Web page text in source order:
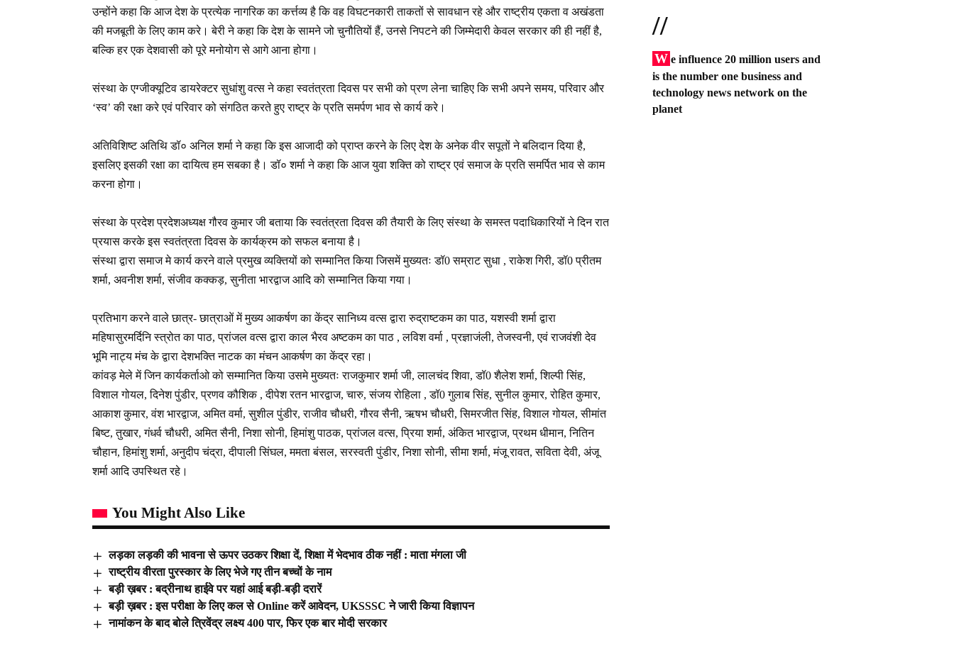
उन्होंने कहा कि आज देश के प्रत्येक नागरिक का कर्त्तव्य है कि वह विघटनकारी ताकतों से सावधान रहे और राष्ट्रीय एकता व अखंडता
की मजबूती के लिए काम करे। बेरी ने कहा कि देश के सामने जो चुनौतियों हैं, उनसे निपटने की जिम्मेदारी केवल सरकार की ही नहीं है,
बल्कि हर एक देशवासी को पूरे मनोयोग से आगे आना होगा।
संस्था के एग्जीक्यूटिव डायरेक्टर सुधांशु वत्स ने कहा स्वतंत्रता दिवस पर सभी को प्रण लेना चाहिए कि सभी अपने समय, परिवार और
‘स्व’ की रक्षा करे एवं परिवार को संगठित करते हुए राष्ट्र के प्रति समर्पण भाव से कार्य करे।
अतिविशिष्ट अतिथि डॉ० अनिल शर्मा ने कहा कि इस आजादी को प्राप्त करने के लिए देश के अनेक वीर सपूतों ने बलिदान दिया है,
इसलिए इसकी रक्षा का दायित्व हम सबका है। डॉ० शर्मा ने कहा कि आज युवा शक्ति को राष्ट्र एवं समाज के प्रति समर्पित भाव से काम
करना होगा।
संस्था के प्रदेश प्रदेशअध्यक्ष गौरव कुमार जी बताया कि स्वतंत्रता दिवस की तैयारी के लिए संस्था के समस्त पदाधिकारियों ने दिन रात
प्रयास करके इस स्वतंत्रता दिवस के कार्यक्रम को सफल बनाया है।
संस्था द्वारा समाज मे कार्य करने वाले प्रमुख व्यक्तियों को सम्मानित किया जिसमें मुख्यतः डॉ0 सम्राट सुधा , राकेश गिरी, डॉ0 प्रीतम
शर्मा, अवनीश शर्मा, संजीव कक्कड़, सुनीता भारद्वाज आदि को सम्मानित किया गया।
प्रतिभाग करने वाले छात्र- छात्राओं में मुख्य आकर्षण का केंद्र सानिध्य वत्स द्वारा रुद्राष्टकम का पाठ, यशस्वी शर्मा द्वारा
महिषासुरमर्दिनि स्त्रोत का पाठ, प्रांजल वत्स द्वारा काल भैरव अष्टकम का पाठ , लविश वर्मा , प्रज्ञाजंली, तेजस्वनी, एवं राजवंशी देव
भूमि नाट्य मंच के द्वारा देशभक्ति नाटक का मंचन आकर्षण का केंद्र रहा।
कांवड़ मेले में जिन कार्यकर्ताओ को सम्मानित किया उसमे मुख्यतः राजकुमार शर्मा जी, लालचंद शिवा, डॉ0 शैलेश शर्मा, शिल्पी सिंह,
विशाल गोयल, दिनेश पुंडीर, प्रणव कौशिक , दीपेश रतन भारद्वाज, चारु, संजय रोहिला , डॉ0 गुलाब सिंह, सुनील कुमार, रोहित कुमार,
आकाश कुमार, वंश भारद्वाज, अमित वर्मा, सुशील पुंडीर, राजीव चौधरी, गौरव सैनी, ऋषभ चौधरी, सिमरजीत सिंह, विशाल गोयल, सीमांत
बिष्ट, तुखार, गंधर्व चौधरी, अमित सैनी, निशा सोनी, हिमांशु पाठक, प्रांजल वत्स, प्रिया शर्मा, अंकित भारद्वाज, प्रथम धीमान, नितिन
चौहान, हिमांशु शर्मा, अनुदीप चंद्रा, दीपाली सिंघल, ममता बंसल, सरस्वती पुंडीर, निशा सोनी, सीमा शर्मा, मंजू रावत, सविता देवी, अंजू
शर्मा आदि उपस्थित रहे।
You Might Also Like
लड़का लड़की की भावना से ऊपर उठकर शिक्षा दें, शिक्षा में भेदभाव ठीक नहीं : माता मंगला जी
राष्ट्रीय वीरता पुरस्कार के लिए भेजे गए तीन बच्चों के नाम
बड़ी ख़बर : बद्रीनाथ हाईवे पर यहां आई बड़ी-बड़ी दरारें
बड़ी ख़बर : इस परीक्षा के लिए कल से Online करें आवेदन, UKSSSC ने जारी किया विज्ञापन
नामांकन के बाद बोले त्रिवेंद्र लक्ष्य 400 पार, फिर एक बार मोदी सरकार
//
W e influence 20 million users and
is the number one business and
technology news network on the
planet